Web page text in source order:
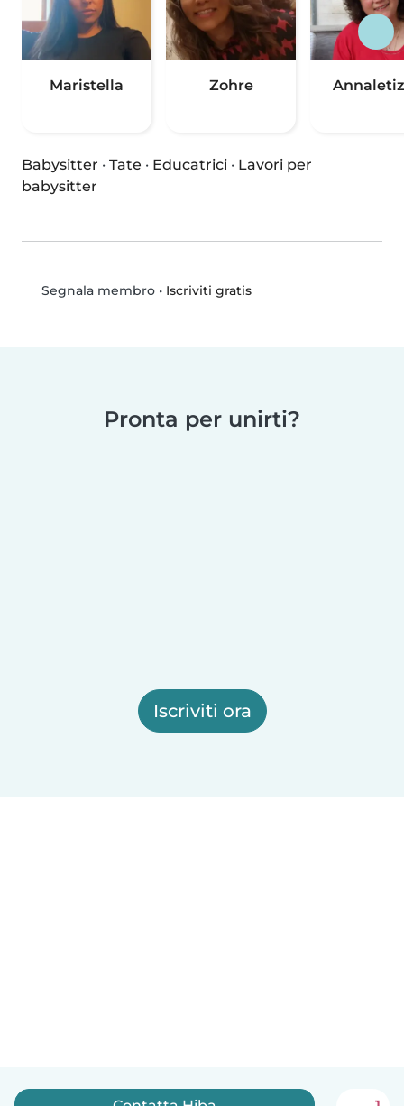
Maristella Zohre
Babysitter · Tate · Educatrici · Lavori per
babysitter
Segnala membro• Iscriviti gratis
Pronta per unirti?
Iscriviti ora